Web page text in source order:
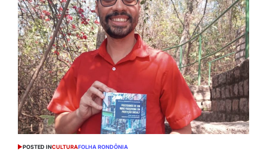
POSTED INCULTURAFOLHA RONDÔNIA